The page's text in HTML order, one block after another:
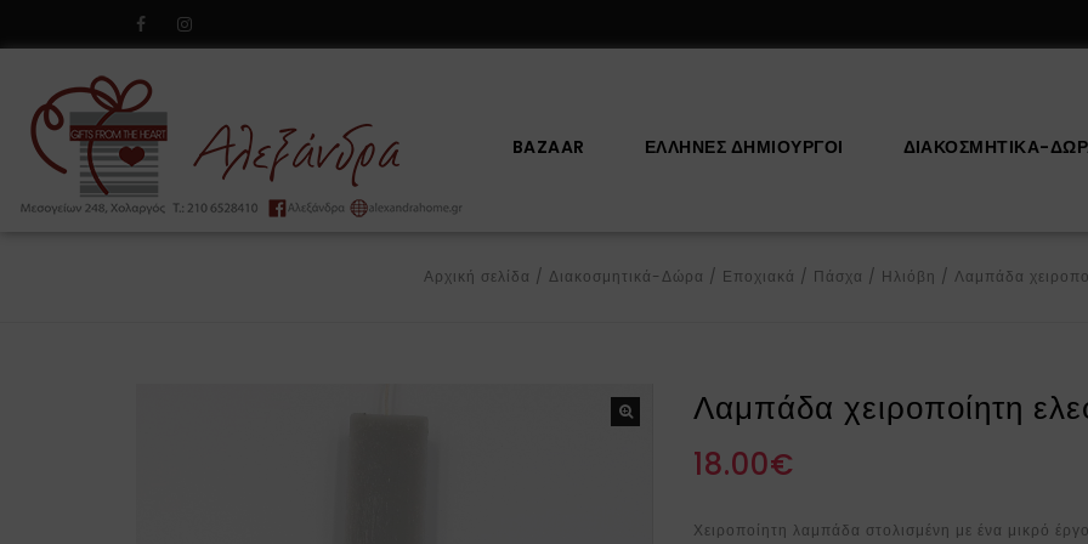
BAZAAR ΕΛΛΗΝΕΣ ΔΗΜΙΟΥΡΓΟΙ ΔΙΑΚΟΣΜΗΤΙΚΆ-
Αρχική σελίδα / Διακοσμητικά-Δώρα / Εποχιακά / Πάσχα / Ηλιόβη / Λαμπάδα
Λαμπάδα χειροποίητη
18.00€
Χειροποίητη λαμπάδα στολισμένη με ένα μικρό